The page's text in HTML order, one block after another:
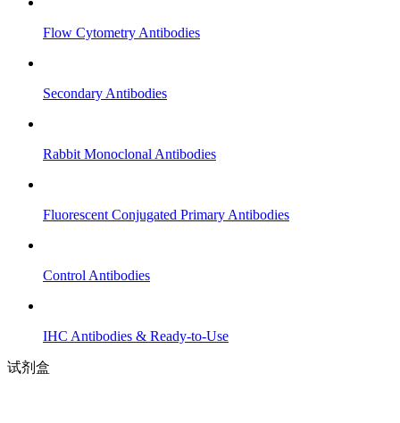
Flow Cytometry Antibodies
Secondary Antibodies
Rabbit Monoclonal Antibodies
Fluorescent Conjugated Primary Antibodies
Control Antibodies
IHC Antibodies & Ready-to-Use
试剂盒